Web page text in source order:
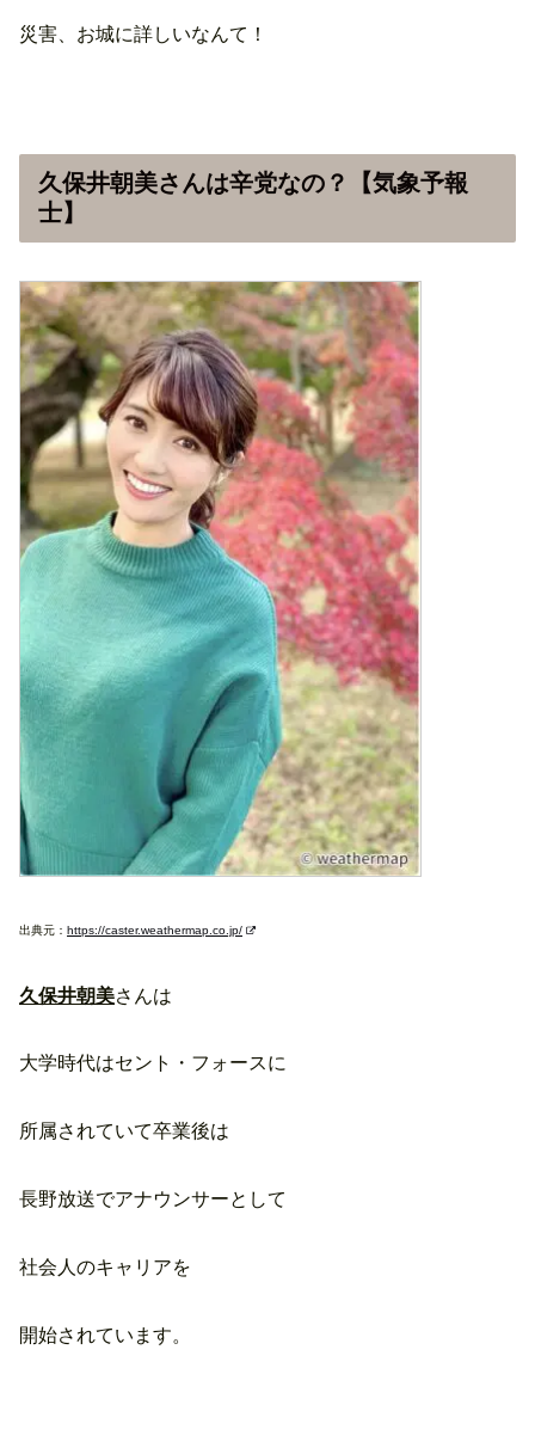
災害、お城に詳しいなんて！
久保井朝美さんは辛党なの？【気象予報
士】
出典元： https://caster.weathermap.co.jp/
久保井朝美さんは
大学時代はセント・フォースに
所属されていて卒業後は
長野放送でアナウンサーとして
社会人のキャリアを
開始されています。